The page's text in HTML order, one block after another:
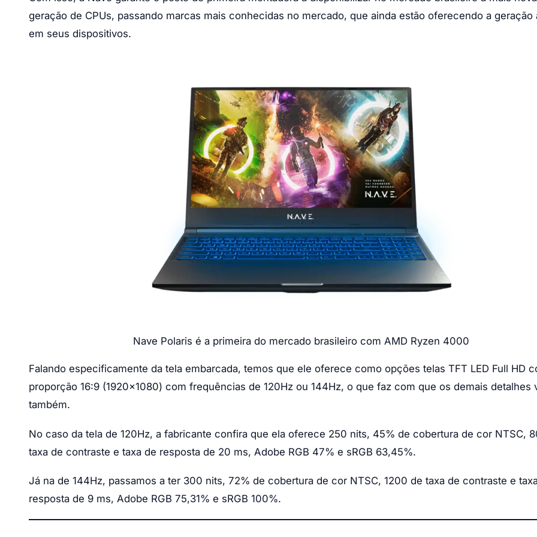
geração de CPUs, passando marcas mais conhecidas no mercado, que ainda estão oferecendo a geração
em seus dispositivos.
Nave Polaris é a primeira do mercado brasileiro com AMD Ryzen 4000
Falando especificamente da tela embarcada, temos que ele oferece como opções telas TFT LED Full HD
proporção 16:9 (1920×1080) com frequências de 120Hz ou 144Hz, o que faz com que os demais detalhes
também.
No caso da tela de 120Hz, a fabricante confira que ela oferece 250 nits, 45% de cobertura de cor NTSC,
taxa de contraste e taxa de resposta de 20 ms, Adobe RGB 47% e sRGB 63,45%.
Já na de 144Hz, passamos a ter 300 nits, 72% de cobertura de cor NTSC, 1200 de taxa de contraste e
resposta de 9 ms, Adobe RGB 75,31% e sRGB 100%.